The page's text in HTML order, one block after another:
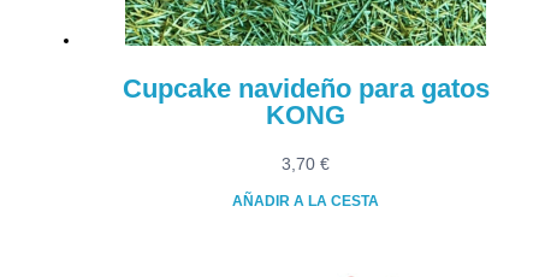
Cupcake navideño para gatos
KONG
3,70 €
AÑADIR A LA CESTA